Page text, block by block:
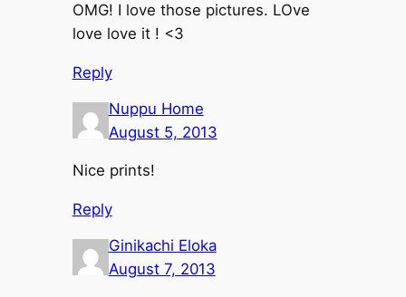
OMG! I love those pictures. LOve
love love it ! <3
Reply
Nuppu Home
August 5, 2013
Nice prints!
Reply
Ginikachi Eloka
August 7, 2013